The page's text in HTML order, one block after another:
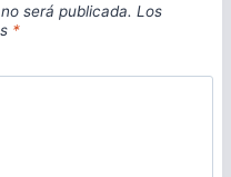
será publicada. Los
*